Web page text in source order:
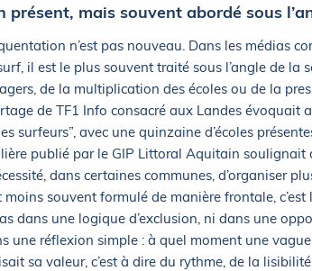
présent, mais souvent abordé sous
n’est pas nouveau. Dans les médias
il est le plus souvent traité sous l’angle de la
de la multiplication des écoles ou de la
de TF1 Info consacré aux Landes évoquait
surfeurs”, avec une quinzaine d’écoles
publié par le GIP Littoral Aquitain soulignait
dans certaines communes, d’organiser
moins souvent formulé de manière frontale,
dans une logique d’exclusion, ni dans une
une réflexion simple : à quel moment une
sa valeur, c’est à dire du rythme, de la